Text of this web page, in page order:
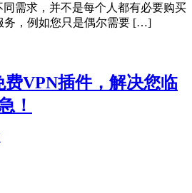
需求，并不是每个人都有必要购买
务，例如您只是偶尔需要 […]
费VPN插件，解决您临
！